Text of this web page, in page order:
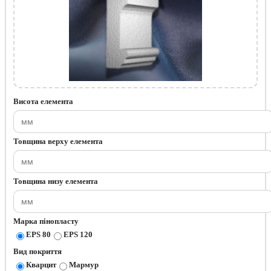
Висота елемента
Товщина верху елемента
Товщина низу елемента
Марка пінопласту
EPS 80
EPS 120
Вид покриття
Кварцит
Мармур